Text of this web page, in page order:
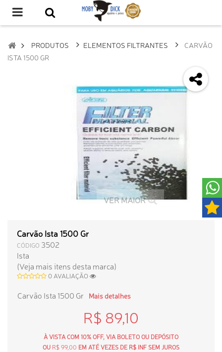
PRODUTOS ELEMENTOS FILTRANTES
CARVÃO
ISTA 1500 GR
VER MAIOR
Carvão Ista 1500 Gr
CÓDIGO 3502
Ista
(Veja mais itens desta marca)
0 AVALIAÇÃO
Carvão Ista 1500 Gr Mais detalhes
R$ 89,10
À VISTA COM 10% OFF, VIA BOLETO OU DEPÓSITO
OU R$ 99,00 EM ATÉ VEZES DE R$ INF SEM JUROS